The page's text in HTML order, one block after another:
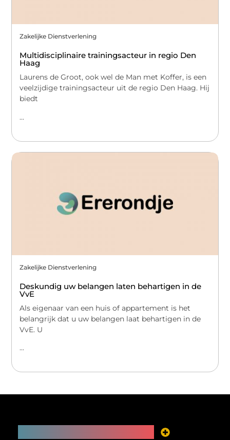
Zakelijke Dienstverlening
Multidisciplinaire trainingsacteur in regio Den
Haag
Laurens de Groot, ook wel de Man met Koffer, is een
veelzijdige trainingsacteur uit de regio Den Haag. Hij
biedt
...
Zakelijke Dienstverlening
Deskundig uw belangen laten behartigen in de
VvE
Als eigenaar van een huis of appartement is het
belangrijk dat u uw belangen laat behartigen in de
VvE. U
...